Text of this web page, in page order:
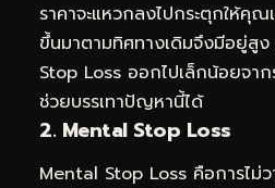
ราคาจะแหวกลงไปกระตุกให้คุ
ขึ้นมาตามทิศทางเดิมจึงมีอยู่สูง
Stop Loss ออกไปเล็กน้อยจา
ช่วยบรรเทาปัญหานี้ได้
2. Mental Stop Loss
Mental Stop Loss คือการไม่